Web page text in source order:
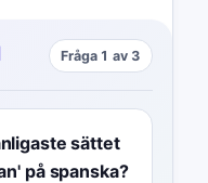
Fråga 1 av 3
sättet
på spanska?